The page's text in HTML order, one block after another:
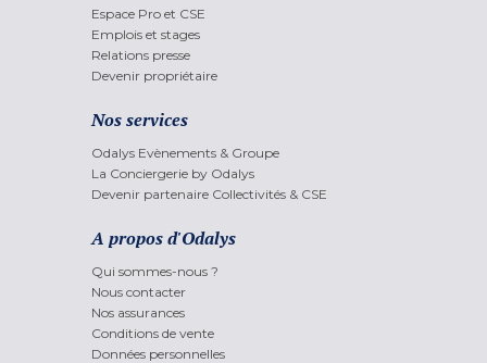
Espace Pro et CSE
Emplois et stages
Relations presse
Devenir propriétaire
Nos services
Odalys Evènements & Groupe
La Conciergerie by Odalys
Devenir partenaire Collectivités & CSE
A propos d'Odalys
Qui sommes-nous ?
Nous contacter
Nos assurances
Conditions de vente
Données personnelles